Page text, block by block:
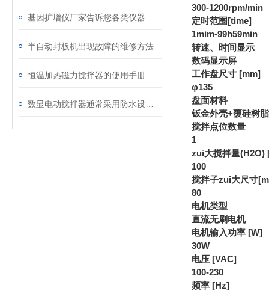
半自动封板机出现故障的维修方法
恒温加热磁力搅拌器的使用手册
300-1200rpm/min
定时范围[time]
1mim-99h59min
转速、时间显示
数码显示屏
工作盘尺寸 [mm]
φ135
盘面材料
钣金外壳+覆硅树
搅拌点位数量
1
zui大搅拌量(H2O)
100
搅拌子zui大尺寸
80
电机类型
直流无刷电机
电机输入功率 [W]
30W
电压 [VAC]
100-230
频率 [Hz]